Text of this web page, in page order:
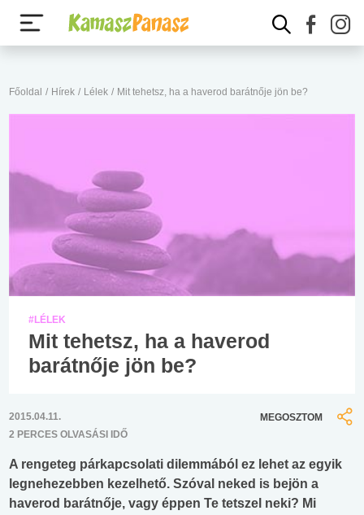
Főoldal / Hírek / Lélek / Mit tehetsz, ha a haverod barátnője jön be?
#LÉLEK
Mit tehetsz, ha a haverod
barátnője jön be?
2015.04.11.
2 PERCES OLVASÁSI IDŐ
MEGOSZTOM
A rengeteg párkapcsolati dilemmából ez lehet az egyik
legnehezebben kezelhető. Szóval neked is bejön a
haverod barátnője, vagy éppen Te tetszel neki? Mi